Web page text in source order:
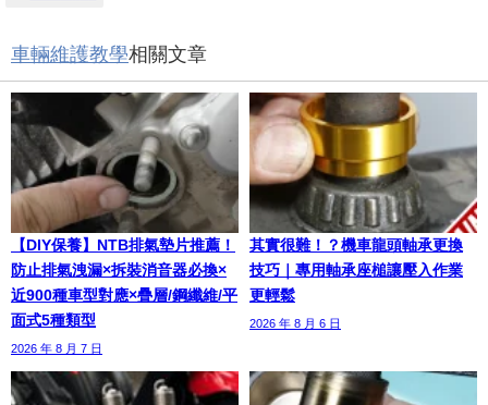
車輛維護教學相關文章
【DIY保養】NTB排氣墊片推薦！
防止排氣洩漏×拆裝消音器必換×
近900種車型對應×疊層/鋼纖維/平
面式5種類型
2026 年 8 月 7 日
其實很難！？機車龍頭軸承更換
技巧｜專用軸承座槌讓壓入作業
更輕鬆
2026 年 8 月 6 日